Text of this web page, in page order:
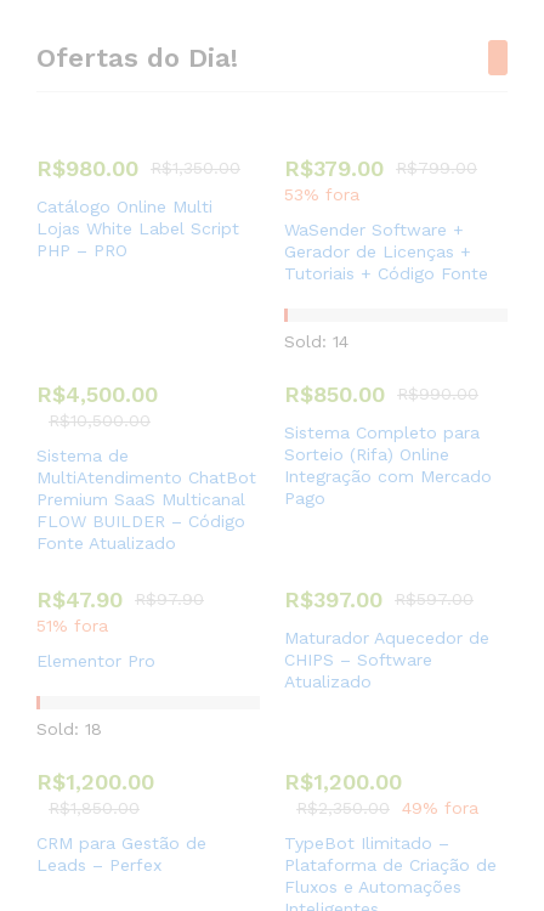
Ofertas do Dia!
R$980.00 R$1,350.00
Catálogo Online Multi
Lojas White Label Script
PHP – PRO
R$379.00 R$799.00
53% fora
WaSender Software +
Gerador de Licenças +
Tutoriais + Código Fonte
Sold: 14
R$4,500.00
R$10,500.00
Sistema de
MultiAtendimento ChatBot
Premium SaaS Multicanal
FLOW BUILDER – Código
Fonte Atualizado
R$850.00 R$990.00
Sistema Completo para
Sorteio (Rifa) Online
Integração com Mercado
Pago
R$47.90 R$97.90
51% fora
Elementor Pro
Sold: 18
R$397.00 R$597.00
Maturador Aquecedor de
CHIPS – Software
Atualizado
R$1,200.00
R$1,850.00
CRM para Gestão de
Leads – Perfex
R$1,200.00
R$2,350.00
49% fora
TypeBot Ilimitado –
Plataforma de Criação de
Fluxos e Automações